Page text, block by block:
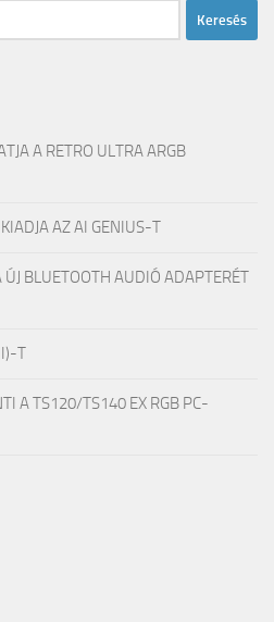
A RETRO ULTRA ARGB
AZ AI GENIUS-T
BLUETOOTH AUDIÓ ADAPTERÉT
T
A TS120/TS140 EX RGB PC-